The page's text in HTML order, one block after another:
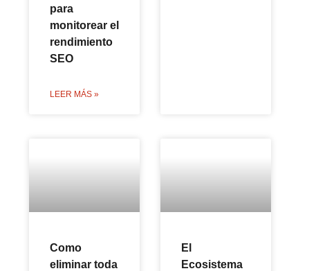
para
monitorear el
rendimiento
SEO
LEER MÁS »
Como
eliminar toda
El
Ecosistema